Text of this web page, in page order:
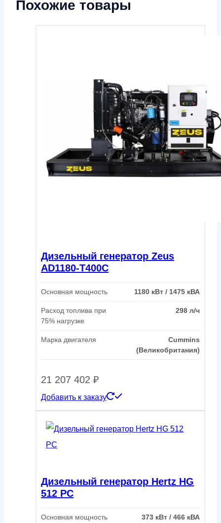
Похожие товары
Дизельный генератор Zeus
AD1180-T400C
Основная мощность 1180 кВт / 1475 кВА
Расход топлива при
75% нагрузке
298 л/ч
Марка двигателя
Cummins
(Великобритания)
21 207 402 ₽
Добавить к заказу
Дизельный генератор Hertz HG
512 PC
Основная мощность 373 кВт / 466 кВА